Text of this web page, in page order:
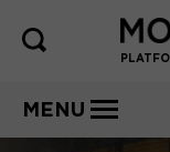
MENU